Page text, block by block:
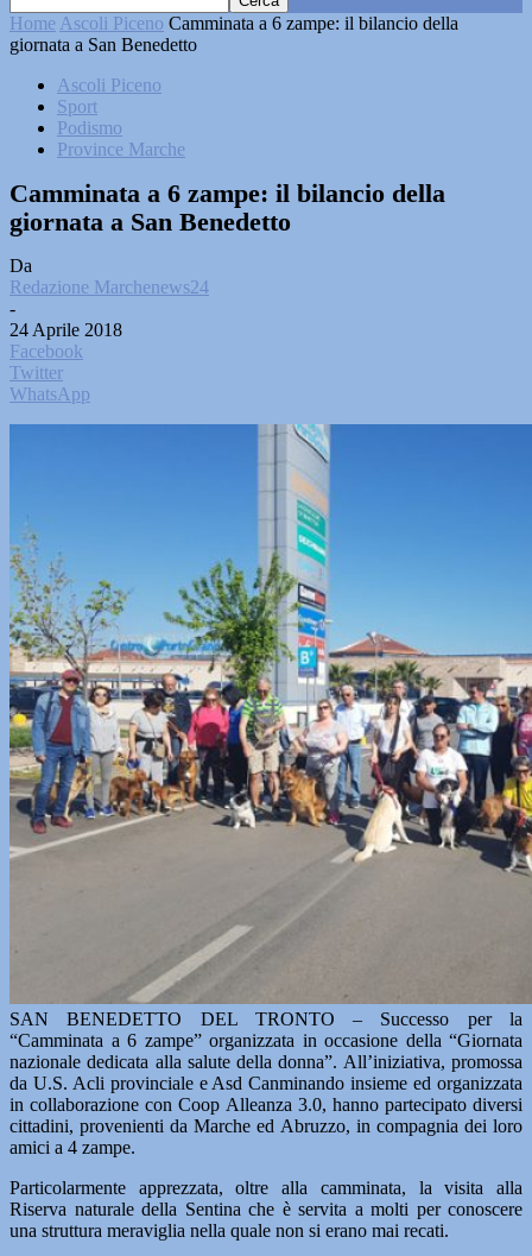
Home Ascoli Piceno Camminata a 6 zampe: il bilancio della
giornata a San Benedetto
Ascoli Piceno
Sport
Podismo
Province Marche
Camminata a 6 zampe: il bilancio della
giornata a San Benedetto
Da
Redazione Marchenews24
-
24 Aprile 2018
Facebook
Twitter
WhatsApp
SAN BENEDETTO DEL TRONTO – Successo per la
“Camminata a 6 zampe” organizzata in occasione della “Giornata
nazionale dedicata alla salute della donna”. All’iniziativa, promossa
da U.S. Acli provinciale e Asd Canminando insieme ed organizzata
in collaborazione con Coop Alleanza 3.0, hanno partecipato diversi
cittadini, provenienti da Marche ed Abruzzo, in compagnia dei loro
amici a 4 zampe.
Particolarmente apprezzata, oltre alla camminata, la visita alla
Riserva naturale della Sentina che è servita a molti per conoscere
una struttura meraviglia nella quale non si erano mai recati.